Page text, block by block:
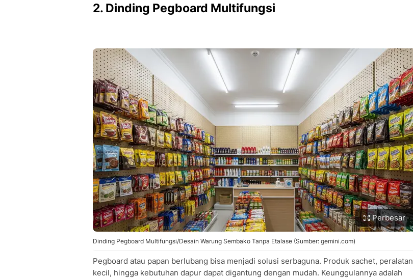
2. Dinding Pegboard Multifungsi
Perbesar
Dinding Pegboard Multifungsi/Desain Warung Sembako Tanpa Etalase (Sumber: gemini.com)
Pegboard atau papan berlubang bisa menjadi solusi serbaguna. Produk sachet, peralatan
kecil, hingga kebutuhan dapur dapat digantung dengan mudah. Keunggulannya adalah